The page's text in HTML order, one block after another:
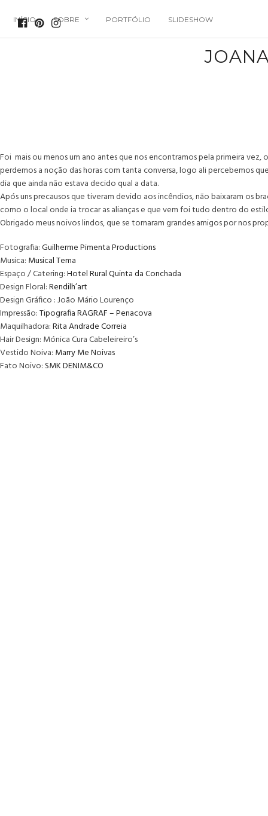
INÍCIO SOBRE PORTFÓLIO SLIDESHOW
Foi mais ou menos um ano antes que nos encontramos pela primeira vez,
perdemos a noção das horas com tanta conversa, logo ali percebemos
dia que ainda não estava decido qual a data.
Após uns precausos que tiveram devido aos incêndios, não baixaram os
como o local onde ia trocar as alianças e que vem foi tudo dentro do
Obrigado meus noivos lindos, que se tornaram grandes amigos por nos
Fotografia:Guilherme Pimenta Productions
Musica: Musical Tema
Espaço / Catering:Hotel Rural Quinta da Conchada
Design Floral:Rendilh’art
Design Gráfico : João Mário Lourenço
Impressão:Tipografia RAGRAF – Penacova
Maquilhadora:Rita Andrade Correia
Hair Design: Mónica Cura Cabeleireiro’s
Vestido Noiva: Marry Me Noivas
Fato Noivo:SMK DENIM&CO